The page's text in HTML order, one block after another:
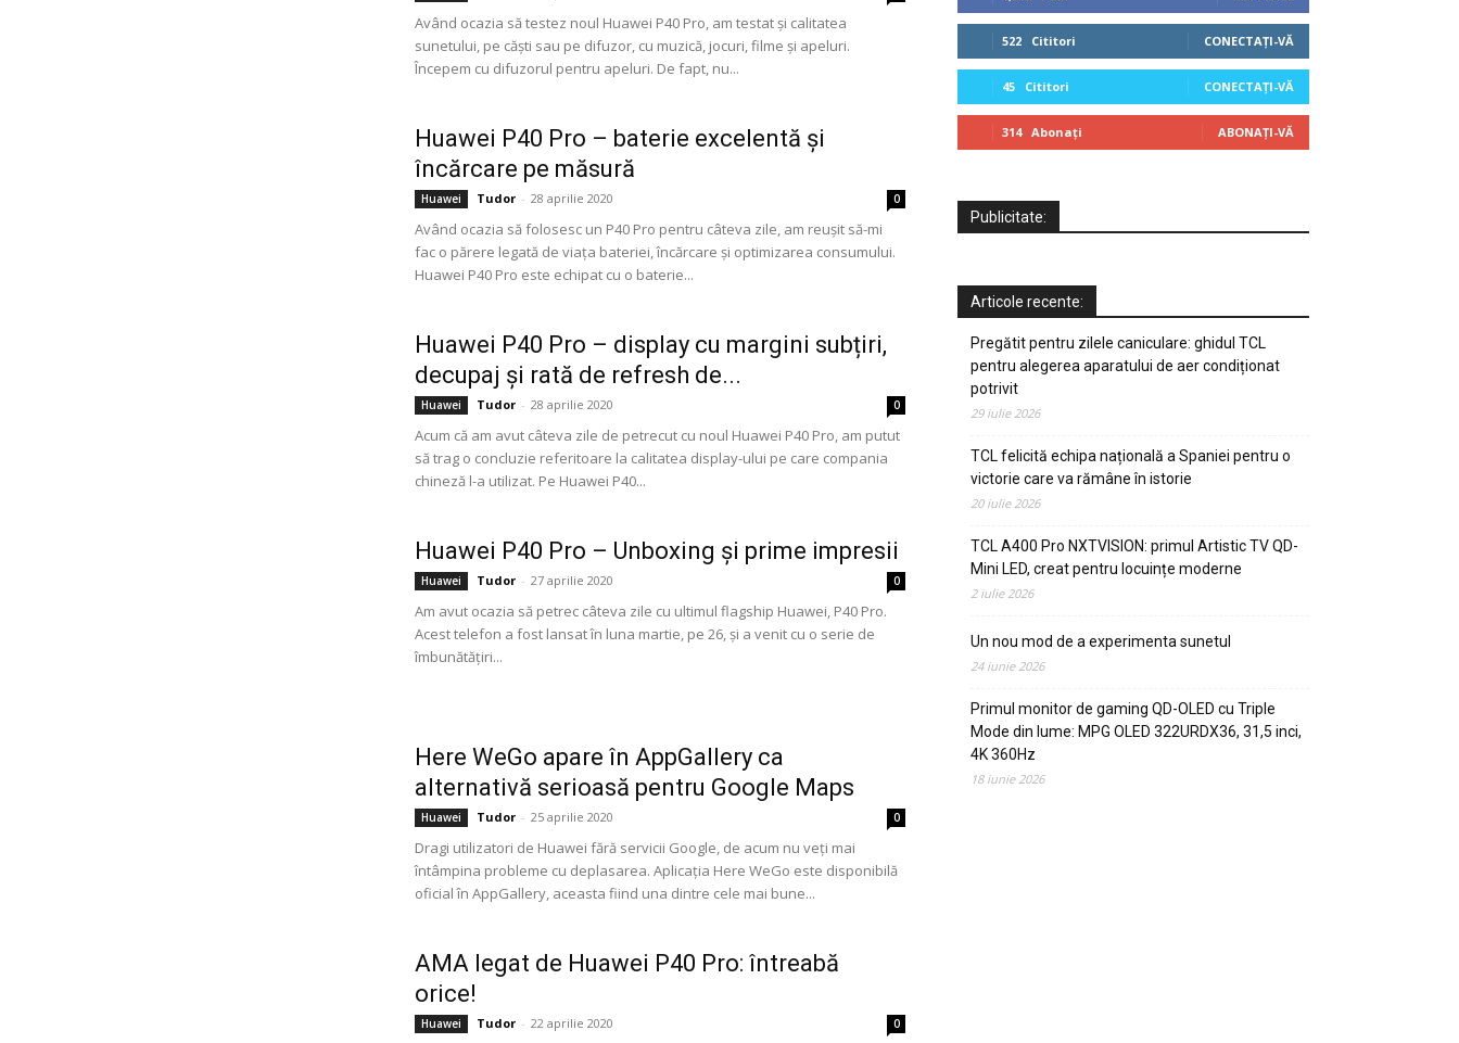
Având ocazia să testez noul Huawei P40 Pro, am testat și calitatea
sunetului, pe căști sau pe difuzor, cu muzică, jocuri, filme și apeluri.
Începem cu difuzorul pentru apeluri. De fapt, nu...
Huawei P40 Pro – baterie excelentă și
încărcare pe măsură
Huawei Tudor - 28 aprilie 2020 0
Având ocazia să folosesc un P40 Pro pentru câteva zile, am reușit să-mi
fac o părere legată de viața bateriei, încărcare și optimizarea consumului.
Huawei P40 Pro este echipat cu o baterie...
Huawei P40 Pro – display cu margini subțiri,
decupaj și rată de refresh de...
Huawei Tudor - 28 aprilie 2020 0
Acum că am avut câteva zile de petrecut cu noul Huawei P40 Pro, am putut
să trag o concluzie referitoare la calitatea display-ului pe care compania
chineză l-a utilizat. Pe Huawei P40...
Huawei P40 Pro – Unboxing și prime impresii
Huawei Tudor - 27 aprilie 2020 0
Am avut ocazia să petrec câteva zile cu ultimul flagship Huawei, P40 Pro.
Acest telefon a fost lansat în luna martie, pe 26, și a venit cu o serie de
îmbunătățiri...
Here WeGo apare în AppGallery ca
alternativă serioasă pentru Google Maps
Huawei Tudor - 25 aprilie 2020 0
Dragi utilizatori de Huawei fără servicii Google, de acum nu veți mai
întâmpina probleme cu deplasarea. Aplicația Here WeGo este disponibilă
oficial în AppGallery, aceasta fiind una dintre cele mai bune...
AMA legat de Huawei P40 Pro: întreabă
orice!
Huawei Tudor - 22 aprilie 2020 0
522 Cititori CONECTAȚI-VĂ
45 Cititori CONECTAȚI-VĂ
314 Abonați ABONAȚI-VĂ
Publicitate:
Articole recente:
Pregătit pentru zilele caniculare: ghidul TCL
pentru alegerea aparatului de aer condiționat
potrivit
29 iulie 2026
TCL felicită echipa națională a Spaniei pentru o
victorie care va rămâne în istorie
20 iulie 2026
TCL A400 Pro NXTVISION: primul Artistic TV QD-
Mini LED, creat pentru locuințe moderne
2 iulie 2026
Un nou mod de a experimenta sunetul
24 iunie 2026
Primul monitor de gaming QD-OLED cu Triple
Mode din lume: MPG OLED 322URDX36, 31,5 inci,
4K 360Hz
18 iunie 2026